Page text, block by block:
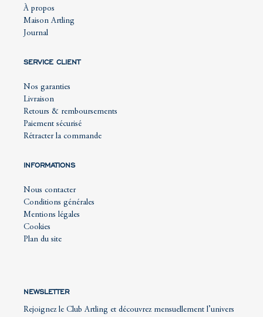
À propos
Maison Artling
Journal
SERVICE CLIENT
Nos garanties
Livraison
Retours & remboursements
Paiement sécurisé
Rétracter la commande
INFORMATIONS
Nous contacter
Conditions générales
Mentions légales
Cookies
Plan du site
NEWSLETTER
Rejoignez le Club Artling et découvrez mensuellement l’univers